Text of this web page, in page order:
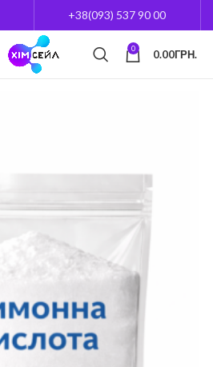
+38(093) 537 90 00
0 0.00ГРН.